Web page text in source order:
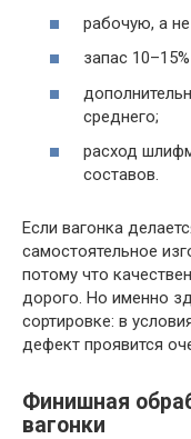
рабочую, а
запас
среднего;
расход
составов.
Если вагонка
самостоятельное
потому что
дорого. Но именно
сортировке: в
дефект проявится
Финишная
вагонки